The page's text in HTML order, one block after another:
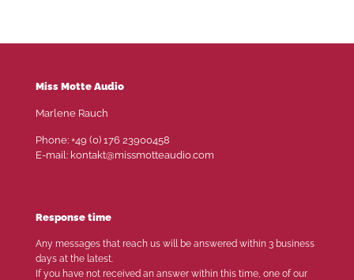
Miss Motte Audio
Marlene Rauch
Phone: +49 (0) 176 23900458
E-mail: kontakt@missmotteaudio.com
Response time
Any messages that reach us will be answered within 3 business
days at the latest.
If you have not received an answer within this time, one of our